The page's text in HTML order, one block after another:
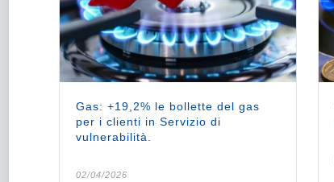
Gas: +19,2% le bollette del gas
per i clienti in Servizio di
vulnerabilità.
02/04/2026